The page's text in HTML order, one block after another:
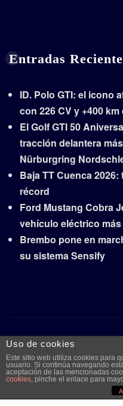
Entradas
ID. Polo GTI: el icono
con 226 CV y +400
El Golf GTI 50
tracción delantera
Nürburgring
Baja TT Cuenca
récord
Ford Mustang Cobra
vehículo eléctrico
Brembo pone en
su sistema Sensify
Copyright © 2026 |
News
Aviso legal y
Uso de cookies
Este sitio web utiliza cookies para
usuario. Si continúa navegando
aceptación de las mencionadas
cookies, pinche el enlace para